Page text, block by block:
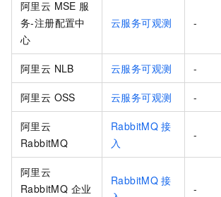
阿里云 MSE 服
务-注册配置中
心
云服务可观测 -
阿里云 NLB 云服务可观测 -
阿里云 OSS 云服务可观测 -
阿里云
RabbitMQ
RabbitMQ 接
入
-
阿里云
RabbitMQ 企业
RabbitMQ 接
-